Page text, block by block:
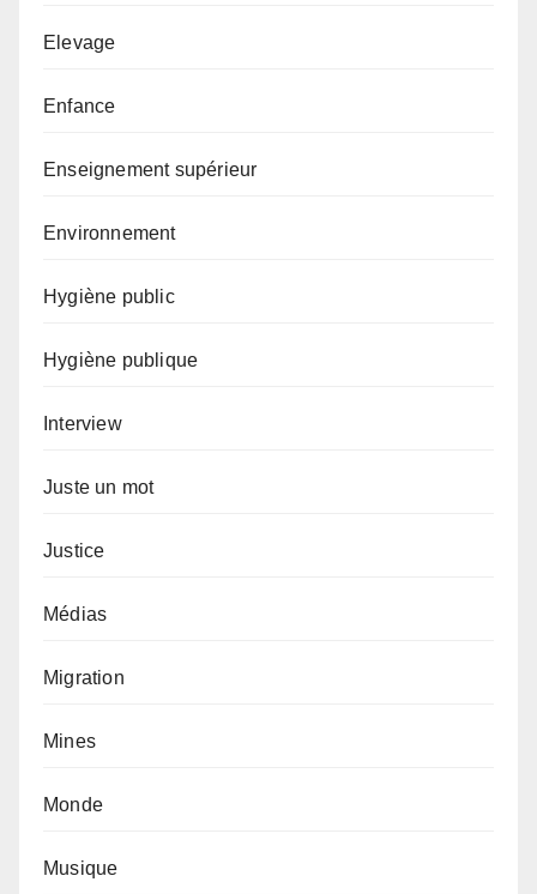
Elevage
Enfance
Enseignement supérieur
Environnement
Hygiène public
Hygiène publique
Interview
Juste un mot
Justice
Médias
Migration
Mines
Monde
Musique